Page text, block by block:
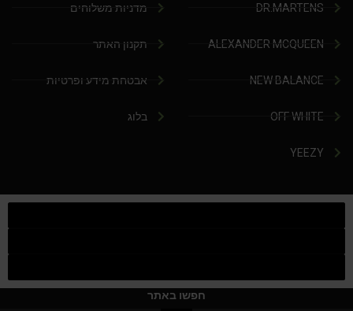
DR.MARTENS
ALEXANDER MCQUEEN
NEW BALANCE
OFF WHITE
YEEZY
מדניות משלוחים
תקנון האתר
אבטחת מידע ופרטיות
בלוג
חפשו באתר